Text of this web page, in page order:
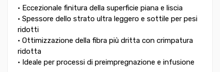
• Eccezionale finitura della superficie piana e liscia
• Spessore dello strato ultra leggero e sottile per pesi
ridotti
• Ottimizzazione della fibra più dritta con crimpatura
ridotta
• Ideale per processi di preimpregnazione e infusione